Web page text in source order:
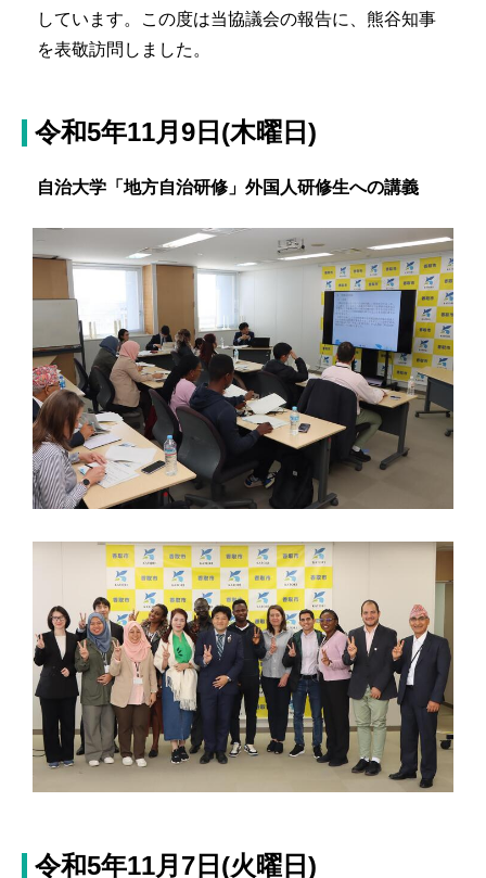
しています。この度は当協議会の報告に、熊谷知事
を表敬訪問しました。
令和5年11月9日(木曜日)
自治大学「地方自治研修」外国人研修生への講義
令和5年11月7日(火曜日)